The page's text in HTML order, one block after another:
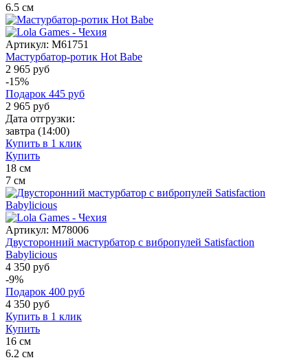
6.5 см
Артикул: M61751
Мастурбатор-ротик Hot Babe
2 965 руб
-15%
Подарок 445 руб
2 965 руб
Дата отгрузки:
завтра (14:00)
Купить в 1 клик
Купить
18 см
7 см
Артикул: M78006
Двусторонний мастурбатор с вибропулей Satisfaction
Babylicious
4 350 руб
-9%
Подарок 400 руб
4 350 руб
Купить в 1 клик
Купить
16 см
6.2 см